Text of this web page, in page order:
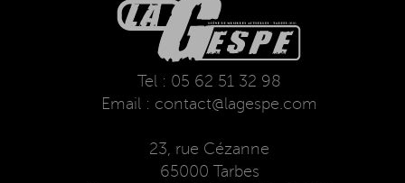
Tel : 05 62 51 32 98
Email : contact@lagespe.com
23, rue Cézanne
65000 Tarbes